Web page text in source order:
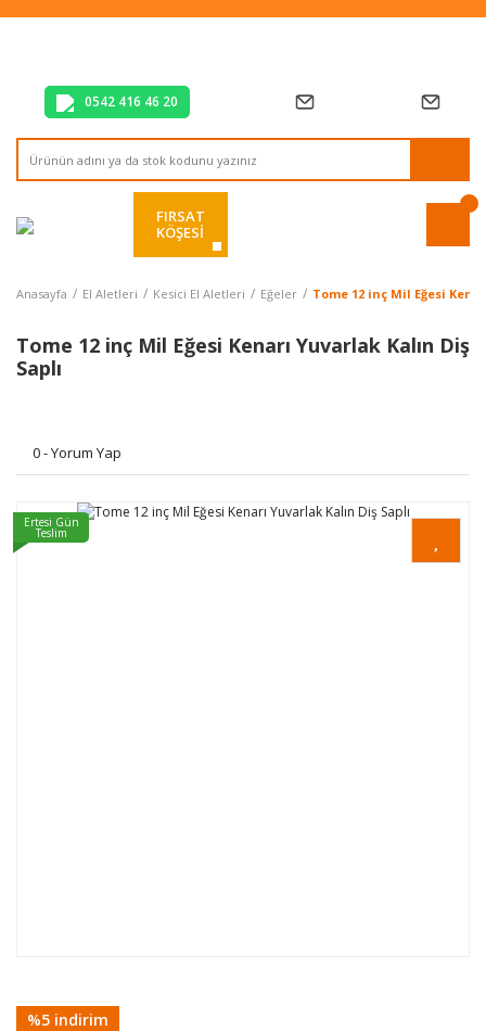
Tüm Alışverişlerde Vade Farksız 2 Taksit!
0542 416 46 20
FIRSAT
KÖŞESİ
Anasayfa El Aletleri Kesici El Aletleri Eğeler Tome 12 inç Mil Eğesi
Tome 12 inç Mil Eğesi Kenarı Yuvarlak Kalın Diş
Saplı
0 - Yorum Yap
Ertesi Gün
Teslim
%5 indirim